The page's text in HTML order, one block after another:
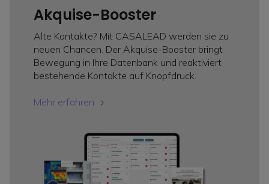
Akquise-Booster
Alte Kontakte? Mit CASALEAD werden sie zu
neuen Chancen. Der Akquise-Booster bringt
Bewegung in Ihre Datenbank und reaktiviert
bestehende Kontakte auf Knopfdruck.
Mehr erfahren